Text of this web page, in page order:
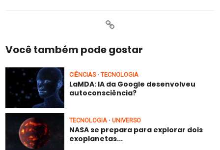
Você também pode gostar
CIÊNCIAS • TECNOLOGIA
LaMDA: IA da Google desenvolveu
autoconsciência?
TECNOLOGIA • UNIVERSO
NASA se prepara para explorar dois
exoplanetas...